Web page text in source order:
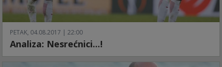
PETAK, 04.08.2017 | 22:00
Analiza: Nesrećnici...!